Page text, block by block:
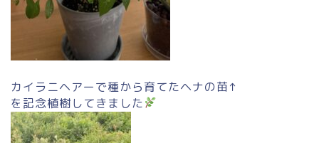
カイラニヘアーで種から育てたヘナの苗↑
を記念植樹してきました